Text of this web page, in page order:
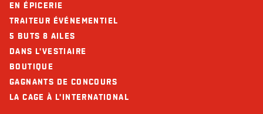
EN ÉPICERIE
TRAITEUR ÉVÉNEMENTIEL
5 BUTS 8 AILES
DANS L'VESTIAIRE
BOUTIQUE
GAGNANTS DE CONCOURS
LA CAGE À L'INTERNATIONAL